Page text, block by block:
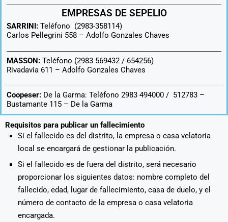
EMPRESAS DE SEPELIO
SARRINI: Teléfono (2983-358114)
Carlos Pellegrini 558 – Adolfo Gonzales Chaves
MASSON: Teléfono (2983 569432 / 654256)
Rivadavia 611 – Adolfo Gonzales Chaves
Coopeser: De la Garma: Teléfono 2983 494000 / 512783 –
Bustamante 115 – De la Garma
Requisitos para publicar un fallecimiento
Si el fallecido es del distrito, la empresa o casa velatoria
local se encargará de gestionar la publicación.
Si el fallecido es de fuera del distrito, será necesario
proporcionar los siguientes datos: nombre completo del
fallecido, edad, lugar de fallecimiento, casa de duelo, y el
número de contacto de la empresa o casa velatoria
encargada.